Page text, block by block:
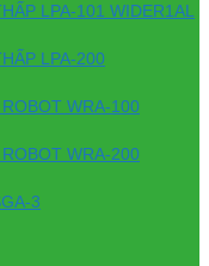
LPA-101 WIDER1AL
LPA-200
WRA-100
WRA-200
3